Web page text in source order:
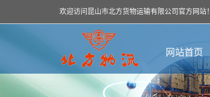
欢迎访问昆山市北方货物运输有限公司官方网站！
网站首页